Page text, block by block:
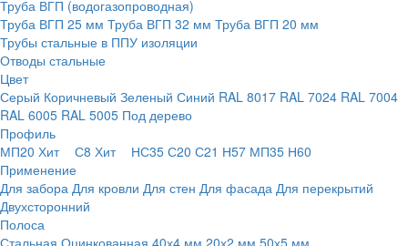
Труба ВГП (водогазопроводная)
Труба ВГП 25 мм Труба ВГП 32 мм Труба ВГП 20 мм
Трубы стальные в ППУ изоляции
Отводы стальные
Цвет
Серый Коричневый Зеленый Синий RAL 8017 RAL 7024 RAL 7004
RAL 6005 RAL 5005 Под дерево
Профиль
МП20 Хит С8 Хит НС35 С20 С21 Н57 МП35 Н60
Применение
Для забора Для кровли Для стен Для фасада Для перекрытий
Двухсторонний
Полоса
Стальная Оцинкованная 40х4 мм 20х2 мм 50х5 мм